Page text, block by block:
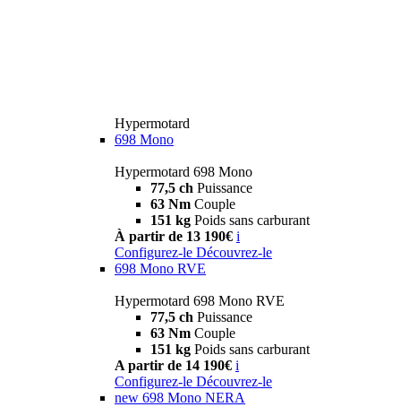
Hypermotard
698 Mono
Hypermotard 698 Mono
77,5 ch Puissance
63 Nm Couple
151 kg Poids sans carburant
À partir de 13 190€ i
Configurez-le Découvrez-le
698 Mono RVE
Hypermotard 698 Mono RVE
77,5 ch Puissance
63 Nm Couple
151 kg Poids sans carburant
A partir de 14 190€ i
Configurez-le Découvrez-le
new 698 Mono NERA